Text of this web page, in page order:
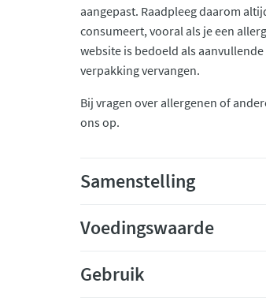
aangepast. Raadpleeg daarom
consumeert, vooral als je een
website is bedoeld als
verpakking vervangen.
Bij vragen over allergenen of
ons op.
Samenstelling
Voedingswaarde
Gebruik